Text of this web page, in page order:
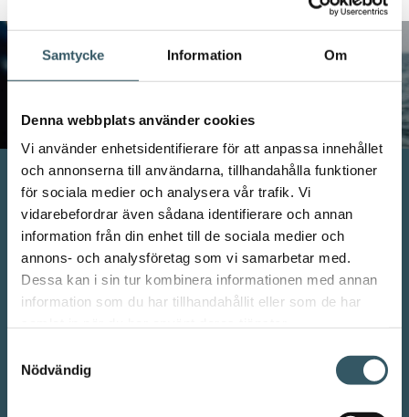
Samtycke Information Om
Denna webbplats använder cookies
Vi använder enhetsidentifierare för att anpassa innehållet
och annonserna till användarna, tillhandahålla funktioner
för sociala medier och analysera vår trafik. Vi
vidarebefordrar även sådana identifierare och annan
information från din enhet till de sociala medier och
annons- och analysföretag som vi samarbetar med.
Dessa kan i sin tur kombinera informationen med annan
information som du har tillhandahållit eller som de har
Nödvändig
Folge uns auf Instagram